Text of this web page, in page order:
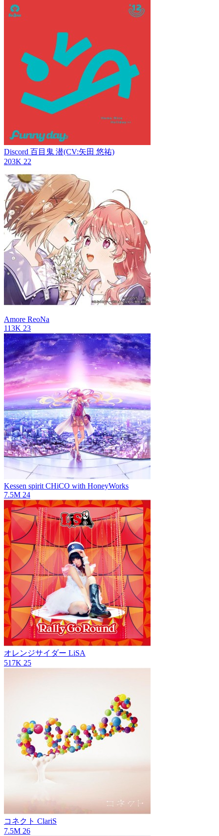
Discord 百目鬼 潜(CV:矢田 悠祐)
203K 22
Amore ReoNa
113K 23
Kessen spirit CHiCO with HoneyWorks
7.5M 24
オレンジサイダー LiSA
517K 25
コネクト ClariS
7.5M 26